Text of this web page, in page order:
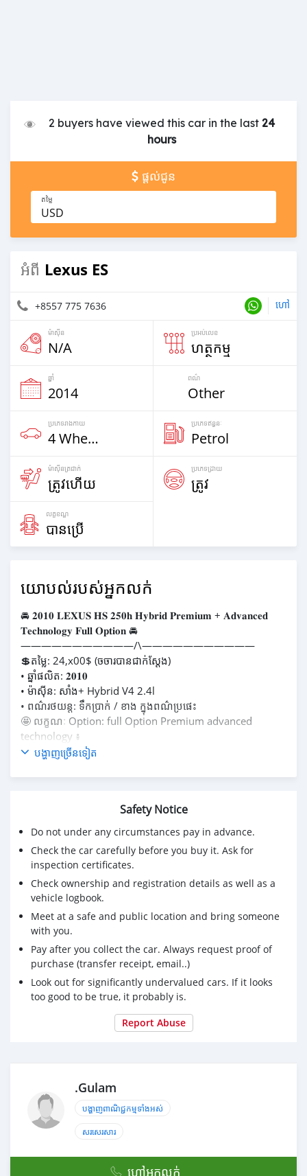
2 buyers have viewed this car in the last 24
hours
ផ្តល់ជូន
តម្លៃ
USD
អំពី Lexus ES
+8557 775 7636 ហៅ
ម៉ាស៊ីន
N/A
ប្រអប់លេខ
ហត្ថកម្ម
ឆ្នាំ
2014
ពណ៌
Other
ប្រភេទ​រាងកាយ
4 Wheel Drives & SUVs
ប្រភេទឥន្ធនៈ
Petrol
ម៉ាស៊ីនត្រជាក់
ត្រូវហើយ
ប្រភេទដ្រាយ
ត្រូវ
លក្ខខណ្ឌ
បានប្រើ
យោបល់របស់អ្នកលក់
🚘 𝟐𝟎𝟏𝟎 𝐋𝐄𝐗𝐔𝐒 𝐇𝐒 𝟐𝟓𝟎𝐡 𝐇𝐲𝐛𝐫𝐢𝐝 𝐏𝐫𝐞𝐦𝐢𝐮𝐦 + 𝐀𝐝𝐯𝐚𝐧𝐜𝐞𝐝
𝐓𝐞𝐜𝐡𝐧𝐨𝐥𝐨𝐠𝐲 𝐅𝐮𝐥𝐥 𝐎𝐩𝐭𝐢𝐨𝐧 🚘
———————————/\———————————
💲តម្លៃ: 24,x00$ (ចចារបាន​ជាក់ស្ដែង​)
• ឆ្នាំ​ផលិត​: 𝟐𝟎𝟏𝟎
• ម៉ាស៊ីន​: សាំង​+ Hybrid V4 2.4l
• ពណ៌​រថយន្ត​: ទឹកប្រាក់​ / ខាង​ ក្នុង​ពណ៌​ប្រផេះ​
🤩 លក្ខណៈ​ Option: full Option Premium advanced
technology ៖
- ស្លាយកុង​ទ័រ​ ( Head Up Display )
- DRCC ( ប្រព័ន្ធ​ចាប់​ហ្រ្វាំង​អូតូ​ )
- បើកដំបូល
- Parking Assist
- កៅអីចុច កៅអីខ្យល់ , កំដៅកៅអី
- Premium sound system
- ផ្លិត​ទឹក​កញ្ចក់​មុខ​អូតូ​
👋: រថយន្ត​: ក្រដាសពន្ធស្តុកថ្មី​ទេីបតែ​មក​ដល់​
✔️: ធានារថយន្ត​មិន​មានប្រវត្តិ​បុក​ប៉ះ​ ច្រេះ​កាត់​ឬ​ស្ងោរ​ប្តូរ​ពណ៌​
🆓: ថែម​ជូន​: សំបកកង់​ថ្មី​ទាំងអស់​ , ប្តូរ​ប្រេង​ម៉ាស៊ីន​ប្រអប់លេខ​,
កំរាលជេីង​, UV , ស្លាកលេខ​ភ្នំពេញ​ជូន​ …
👋: សំរាប់​ពត៌មាន​បន្ថែម​សូម​ទាក់ទង​តាម​រយៈ​លេខ​ទូរស័ព្ទ​:
📞 Telegram: https://t.me/Car_Dealer_67_AUTO
☎️ - Smart : 086 664 555
📍: ស្វែង​រក​ទីតាំង​តាម​រយៈ​Google map 🗺
សូមចុច 👉 https://maps.app.goo.gl/SLPExTrt9JzdoVbJ9?
g_st=
———————————————————
✅ អ្នក​ខូច​ CBC ក៏​អាច​បង់​រំលស់​បាន​(35% មុន)
បង្ហាញច្រើនទៀត
Safety Notice
Do not under any circumstances pay in advance.
Check the car carefully before you buy it. Ask for
inspection certificates.
Check ownership and registration details as well as a
vehicle logbook.
Meet at a safe and public location and bring someone
with you.
Pay after you collect the car. Always request proof of
purchase (transfer receipt, email..)
Look out for significantly undervalued cars. If it looks
too good to be true, it probably is.
Report Abuse
.Gulam
បង្ហាញពាណិជ្ជកម្មទាំងអស់
សរសេរសារ
ហៅអ្នកលក់